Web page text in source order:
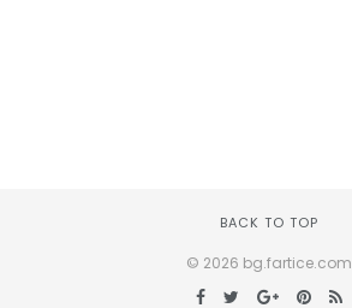
BACK TO TOP
© 2026 bg.fartice.com